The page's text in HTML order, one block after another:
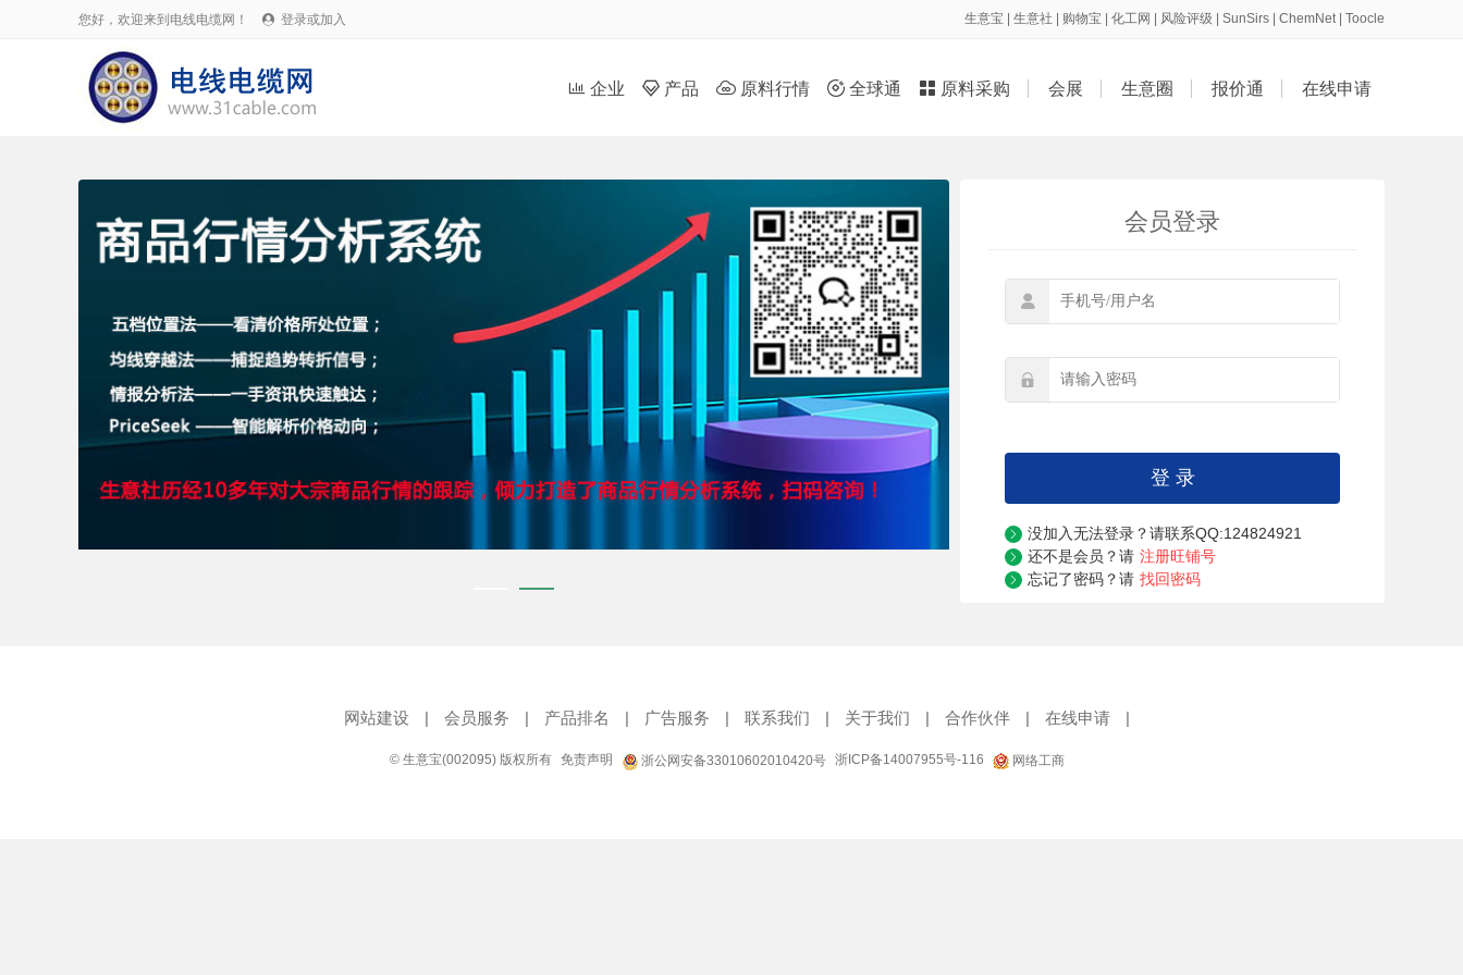
您好，欢迎来到电线电缆网！  登录或加入 生意宝 生意社 购物宝 化工网 风险评级 SunSirs ChemNet| Toocle
 企业  产品  原料行情  全球通  原料采购 会展 生意圈 报价通 在线申请
会员登录


登 录
 没加入无法登录？请联系QQ:124824921
 还不是会员？请 注册旺铺号
 忘记了密码？请 找回密码
网站建设 | 会员服务 | 产品排名 | 广告服务 | 联系我们 | 关于我们 | 合作伙伴 | 在线申请 |
© 生意宝(002095) 版权所有 免责声明 浙公网安备33010602010420号 浙ICP备14007955号-116 网络工商